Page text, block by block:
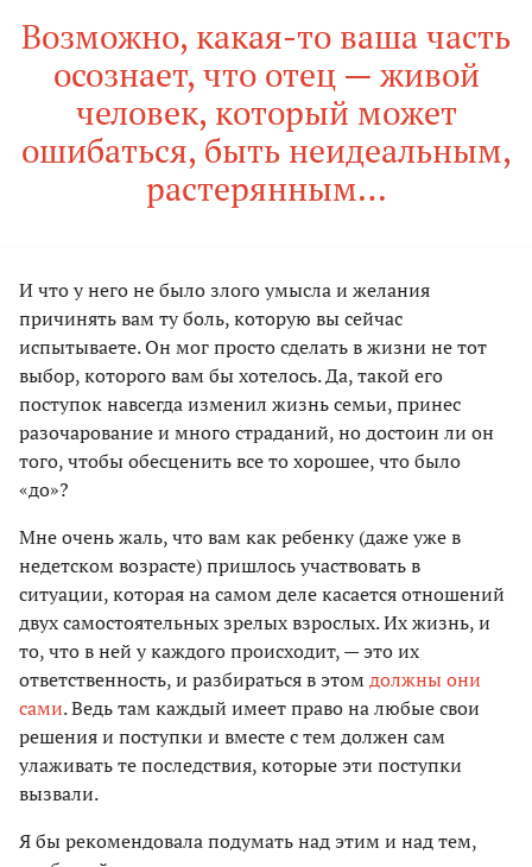
Возможно, какая-то ваша часть
осознает, что отец — живой
человек, который может
ошибаться, быть неидеальным,
растерянным…
И что у него не было злого умысла и желания
причинять вам ту боль, которую вы сейчас
испытываете. Он мог просто сделать в жизни не тот
выбор, которого вам бы хотелось. Да, такой его
поступок навсегда изменил жизнь семьи, принес
разочарование и много страданий, но достоин ли он
того, чтобы обесценить все то хорошее, что было
«до»?
Мне очень жаль, что вам как ребенку (даже уже в
недетском возрасте) пришлось участвовать в
ситуации, которая на самом деле касается отношений
двух самостоятельных зрелых взрослых. Их жизнь, и
то, что в ней у каждого происходит, — это их
ответственность, и разбираться в этомдолжны они
сами. Ведь там каждый имеет право на любые свои
решения и поступки и вместе с тем должен сам
улаживать те последствия, которые эти поступки
вызвали.
Я бы рекомендовала подумать над этим и над тем,